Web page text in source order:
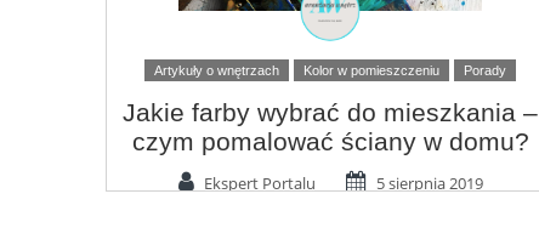
Artykuły o wnętrzach Kolor w pomieszczeniu Porady
Jakie farby wybrać do mieszkania –
czym pomalować ściany w domu?
Ekspert Portalu 5 sierpnia 2019